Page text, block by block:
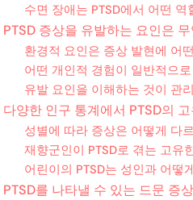
수면 장애는 PTSD에서 어떤 역
PTSD 증상을 유발하는 요인은
환경적 요인은 증상 발현에 어
어떤 개인적 경험이 일반적으
유발 요인을 이해하는 것이 관
다양한 인구 통계에서 PTSD의
성별에 따라 증상은 어떻게 다
재향군인이 PTSD로 겪는 고유
어린이의 PTSD는 성인과 어떻
PTSD를 나타낼 수 있는 드문 증